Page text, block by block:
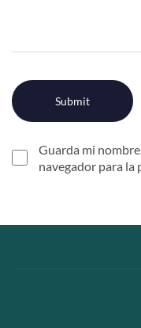
Guarda mi
navegador para la